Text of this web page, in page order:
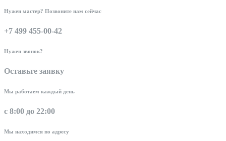
Нужен мастер? Позвоните нам сейчас
+7 499 455-00-42
Нужен звонок?
Оставьте заявку
Мы работаем каждый день
с 8:00 до 22:00
Мы находимся по адресу